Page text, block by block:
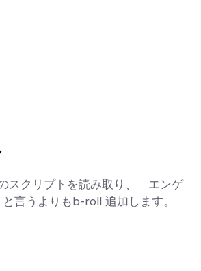
スクリプトを読み取り、「エンゲ
言うよりもb-roll 追加します。